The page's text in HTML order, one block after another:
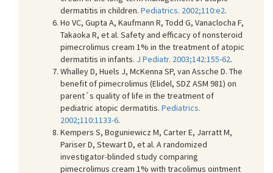
dermatitis in children. Pediatrics. 2002;110:e2.
Ho VC, Gupta A, Kaufmann R, Todd G, Vanaclocha F,
Takaoka R, et al. Safety and efficacy of nonsteroid
pimecrolimus cream 1% in the treatment of atopic
dermatitis in infants. J Pediatr. 2003;142:155-62.
Whalley D, Huels J, McKenna SP, van Assche D. The
benefit of pimecrolimus (Elidel, SDZ ASM 981) on
parent´s quality of life in the treatment of
pediatric atopic dermatitis. Pediatrics.
2002;110:1133-6.
Kempers S, Boguniewicz M, Carter E, Jarratt M,
Pariser D, Stewart D, et al. A randomized
investigator-blinded study comparing
pimecrolimus cream 1% with tracolimus ointment